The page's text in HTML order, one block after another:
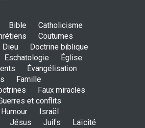
Shora KUETU (Dieu notre
père en roumain)
ENSEIGNEMENTS
9 Februarie 2014, 00:00
Bible
Catholicisme
Coutumes
Dieu
Doctrine biblique
Eschatologie
Église
Évangélisation
Famille
Faux miracles
et conflits
Humour
Israël
Jésus Juifs
Laïcité